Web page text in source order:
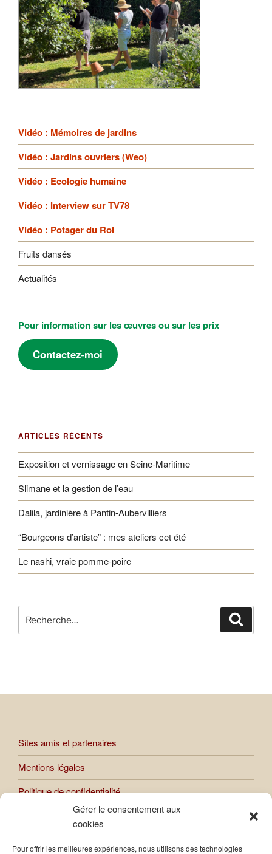
Gérer le consentement aux
cookies
Pour offrir les meilleures expériences, nous utilisons des technologies
Vidéo : Mémoires de jardins
Vidéo : Jardins ouvriers (Weo)
Vidéo : Ecologie humaine
Vidéo : Interview sur TV78
Vidéo : Potager du Roi
Fruits dansés
Actualités
Pour information sur les œuvres ou sur les prix
Contactez-moi
ARTICLES RÉCENTS
Exposition et vernissage en Seine-Maritime
Slimane et la gestion de l’eau
Dalila, jardinière à Pantin-Aubervilliers
“Bourgeons d’artiste” : mes ateliers cet été
Le nashi, vraie pomme-poire
Recherche
pour
Sites amis et partenaires
Mentions légales
Politique de confidentialité